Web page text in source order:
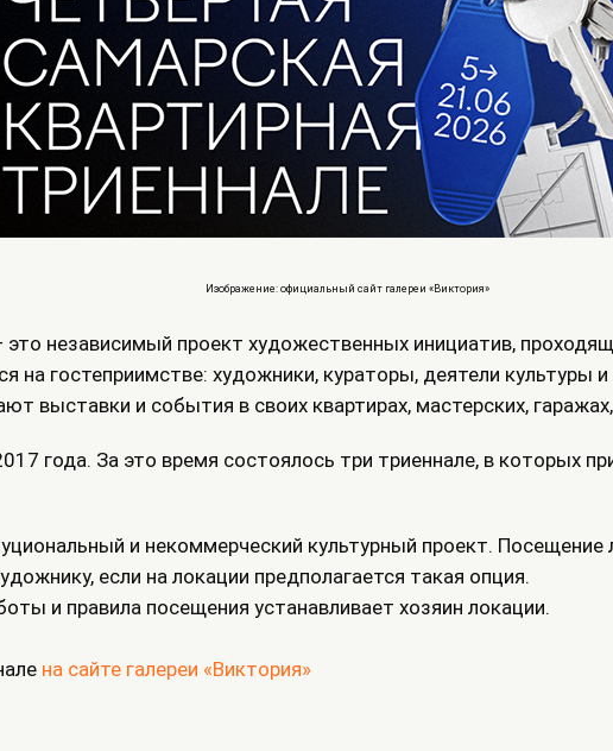
Изображение: официальный сайт галереи «Виктория»
независимый проект художественных инициатив,
на гостеприимстве: художники, кураторы, деятели
выставки и события в своих квартирах, мастерских,
года. За это время состоялось три триеннале, в которых
и некоммерческий культурный проект.
если на локации предполагается такая опция.
и правила посещения устанавливает хозяин локации.
на сайте галереи «Виктория»